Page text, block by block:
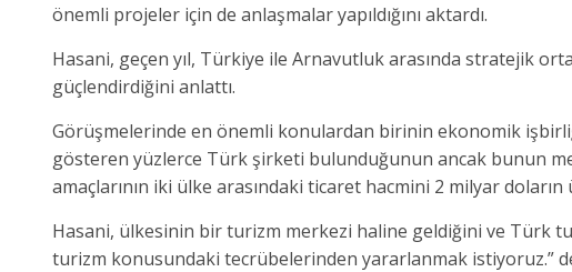
önemli projeler için de anlaşmalar yapıldığını aktardı.
Hasani, geçen yıl, Türkiye ile Arnavutluk arasında stratejik
güçlendirdiğini anlattı.
Görüşmelerinde en önemli konulardan birinin ekonomik
gösteren yüzlerce Türk şirketi bulunduğunun ancak bunun
amaçlarının iki ülke arasındaki ticaret hacmini 2 milyar
Hasani, ülkesinin bir turizm merkezi haline geldiğini ve Türk
turizm konusundaki tecrübelerinden yararlanmak istiyoruz.”